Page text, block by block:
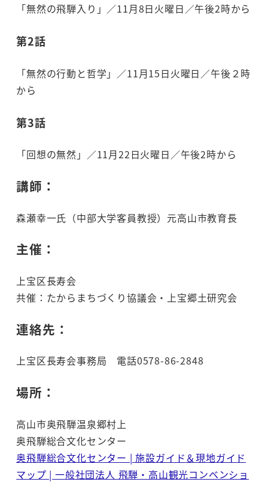
「無然の飛騨入り」／11月8日火曜日／午後2時から
第2話
「無然の行動と哲学」／11月15日火曜日／午後２時
から
第3話
「回想の無然」／11月22日火曜日／午後2時から
講師：
森瀬幸一氏（中部大学客員教授）元高山市教育長
主催：
上宝区長寿会
共催：たからまちづくり協議会・上宝郷土研究会
連絡先：
上宝区長寿会事務局 電話0578-86-2848
場所：
高山市奥飛騨温泉郷村上
奥飛騨総合文化センター
奥飛騨総合文化センター | 施設ガイド＆現地ガイド
マップ | 一般社団法人 飛騨・高山観光コンベンショ